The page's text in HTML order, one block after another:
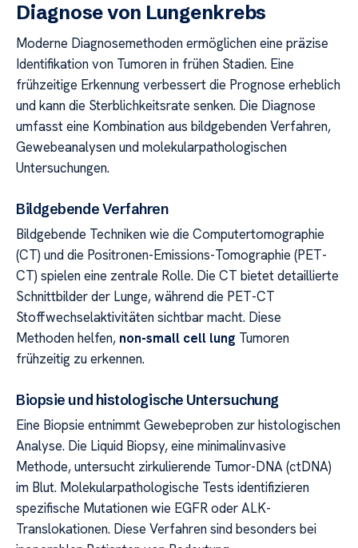
Diagnose von Lungenkrebs
Moderne Diagnosemethoden ermöglichen eine präzise
Identifikation von Tumoren in frühen Stadien. Eine
frühzeitige Erkennung verbessert die Prognose erheblich
und kann die Sterblichkeitsrate senken. Die Diagnose
umfasst eine Kombination aus bildgebenden Verfahren,
Gewebeanalysen und molekularpathologischen
Untersuchungen.
Bildgebende Verfahren
Bildgebende Techniken wie die Computertomographie
(CT) und die Positronen-Emissions-Tomographie (PET-
CT) spielen eine zentrale Rolle. Die CT bietet detaillierte
Schnittbilder der Lunge, während die PET-CT
Stoffwechselaktivitäten sichtbar macht. Diese
Methoden helfen, non-small cell lung Tumoren
frühzeitig zu erkennen.
Biopsie und histologische Untersuchung
Eine Biopsie entnimmt Gewebeproben zur histologischen
Analyse. Die Liquid Biopsy, eine minimalinvasive
Methode, untersucht zirkulierende Tumor-DNA (ctDNA)
im Blut. Molekularpathologische Tests identifizieren
spezifische Mutationen wie EGFR oder ALK-
Translokationen. Diese Verfahren sind besonders bei